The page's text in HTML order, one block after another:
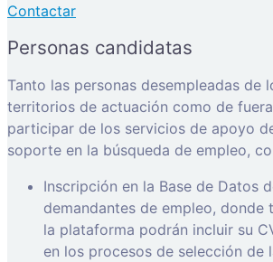
Contactar
Personas candidatas
Tanto las personas desempleadas de
territorios de actuación como de
participar de los servicios de apoyo
soporte en la búsqueda de empleo,
Inscripción en la Base de Datos
demandantes de empleo, donde
la plataforma podrán incluir su
en los procesos de selección de